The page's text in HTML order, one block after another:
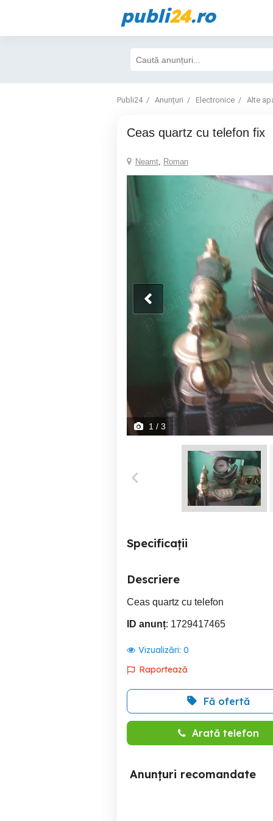
publi24.ro
Publi24 Anunțuri Electronice Alte
Ceas quartz cu telefon fix
Neamt, Roman
1 / 3
Specificații
Descriere
Ceas quartz cu telefon
ID anunț: 1729417465
Vizualizări: 0
Raportează
Fă ofertă
Arată telefon
Anunțuri recomandate